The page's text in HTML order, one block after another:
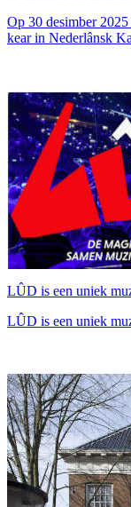
Op 30 desimber
kear in Nederlânsk
LÛD is een uniek
LÛD is een uniek